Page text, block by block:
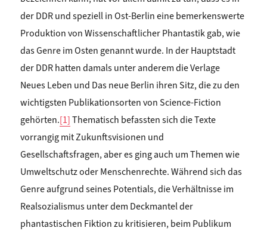
der DDR und speziell in Ost-Berlin eine bemerkenswerte
Produktion von Wissenschaftlicher Phantastik gab, wie
das Genre im Osten genannt wurde. In der Hauptstadt
der DDR hatten damals unter anderem die Verlage
Neues Leben und Das neue Berlin ihren Sitz, die zu den
wichtigsten Publikationsorten von Science-Fiction
gehörten.[1]Thematisch befassten sich die Texte
vorrangig mit Zukunftsvisionen und
Gesellschaftsfragen, aber es ging auch um Themen wie
Umweltschutz oder Menschenrechte. Während sich das
Genre aufgrund seines Potentials, die Verhältnisse im
Realsozialismus unter dem Deckmantel der
phantastischen Fiktion zu kritisieren, beim Publikum